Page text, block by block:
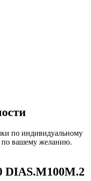
по индивидуальному
по вашему желанию.
DIAS.M100M.2